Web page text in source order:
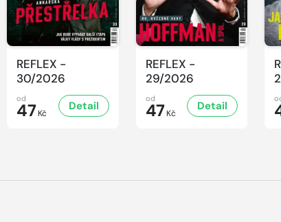
REFLEX -
30/2026
od
47 Kč
Detail
REFLEX -
29/2026
od
47 Kč
Detail